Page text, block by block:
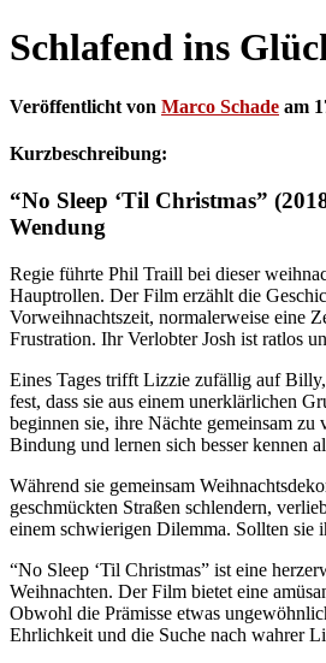
Schlafend ins
Veröffentlicht von Marco Schade am
Kurzbeschreibung:
“No Sleep ‘Til Christmas”
Wendung
Regie führte Phil Traill bei dieser
Hauptrollen. Der Film erzählt die
Vorweihnachtszeit, normalerweise eine
Frustration. Ihr Verlobter Josh ist ratlos
Eines Tages trifft Lizzie zufällig auf
fest, dass sie aus einem unerklärlichen
beginnen sie, ihre Nächte gemeinsam
Bindung und lernen sich besser kennen
Während sie gemeinsam
geschmückten Straßen schlendern,
einem schwierigen Dilemma. Sollten sie
“No Sleep ‘Til Christmas” ist eine
Weihnachten. Der Film bietet eine
Obwohl die Prämisse etwas
Ehrlichkeit und die Suche nach wahrer